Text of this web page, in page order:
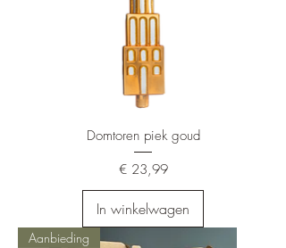
Domtoren piek goud
Prijs
€ 23,99
In winkelwagen
Aanbieding